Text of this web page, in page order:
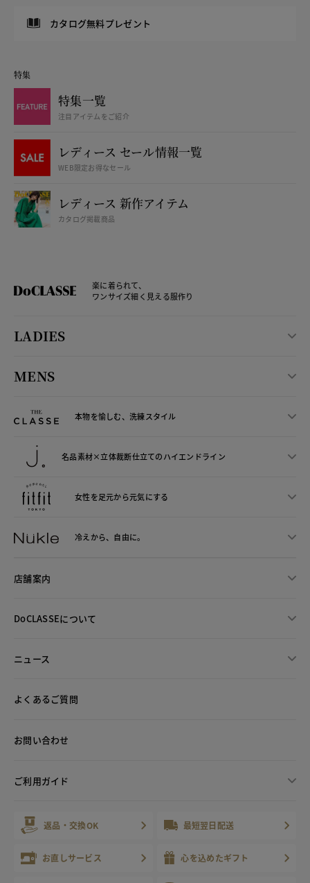
カタログ無料プレゼント
特集
特集一覧
注目アイテムをご紹介
レディース セール情報一覧
WEB限定お得なセール
レディース 新作アイテム
カタログ掲載商品
楽に着られて、
ワンサイズ細く見える服作り
LADIES
MENS
本物を愉しむ、洗練スタイル
名品素材×立体裁断仕立てのハイエンドライン
女性を足元から元気にする
冷えから、 自由に。
店舗案内
DoCLASSEについて
ニュース
よくあるご質問
お問い合わせ
ご利用ガイド
返品・交換OK 最短翌日配送
お直しサービス 心を込めたギフト